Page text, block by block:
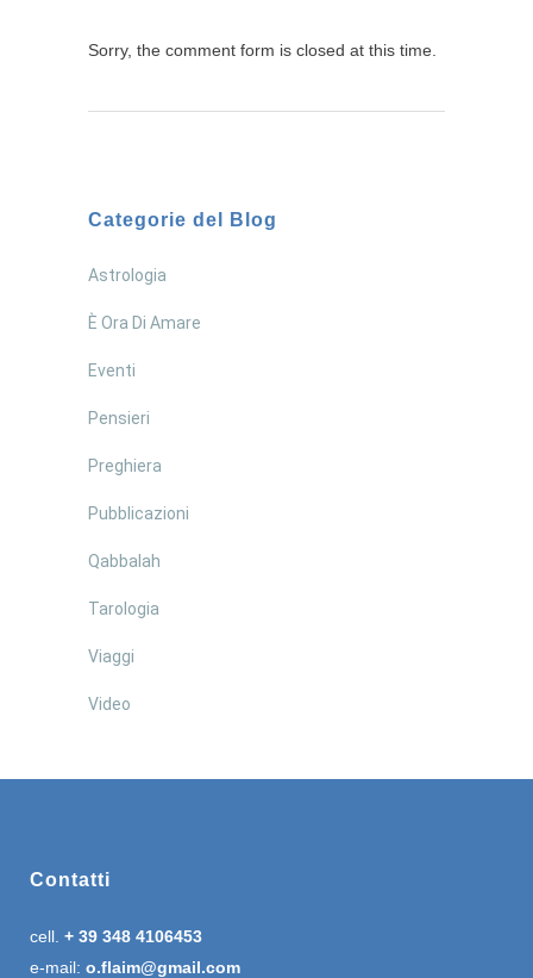
Sorry, the comment form is closed at this time.
Categorie del Blog
Astrologia
È Ora Di Amare
Eventi
Pensieri
Preghiera
Pubblicazioni
Qabbalah
Tarologia
Viaggi
Video
Contatti
cell. + 39 348 4106453
e-mail: o.flaim@gmail.com